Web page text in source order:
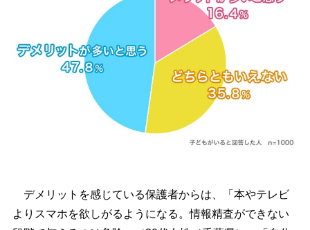
デメリットを感じている保護者からは、「本やテレビ
よりスマホを欲しがるようになる。情報精査ができない